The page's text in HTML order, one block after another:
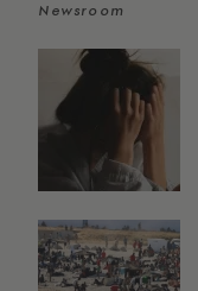
Newsroom